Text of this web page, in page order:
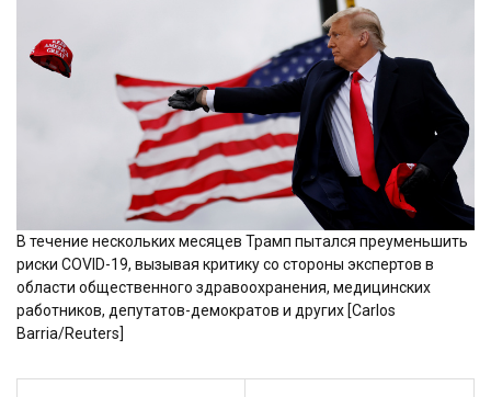
В течение нескольких месяцев Трамп пытался преуменьшить
риски COVID-19, вызывая критику со стороны экспертов в
области общественного здравоохранения, медицинских
работников, депутатов-демократов и других [Carlos
Barria/Reuters]